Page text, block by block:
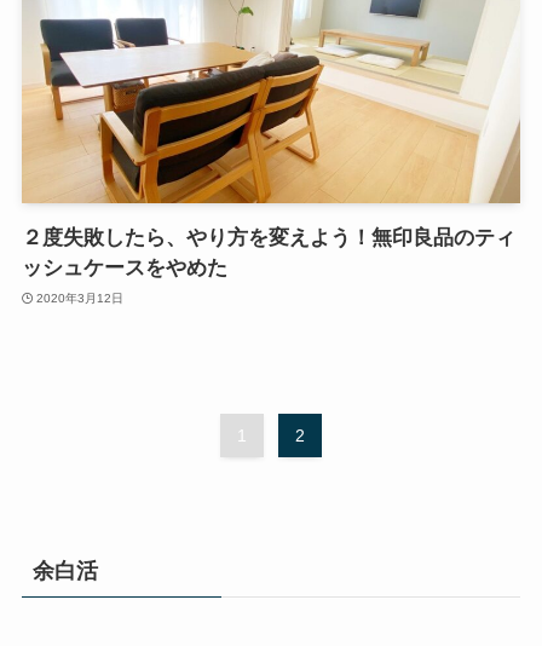
２度失敗したら、やり方を変えよう！無印良品のティ
ッシュケースをやめた
2020年3月12日
1 2
余白活